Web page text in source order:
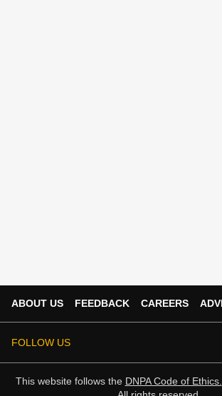
ABOUT US FEEDBACK CAREERS
FOLLOW US
This website follows the DNPA Code of Ethics.